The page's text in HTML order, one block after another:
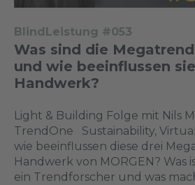
BlindLeistung #053
Was sind die
und wie beeinflussen
Handwerk?
Light & Building Folge mit Nils
TrendOne Sustainability,
wie beeinflussen diese drei
Handwerk von MORGEN? Was
ein Trendforscher und was